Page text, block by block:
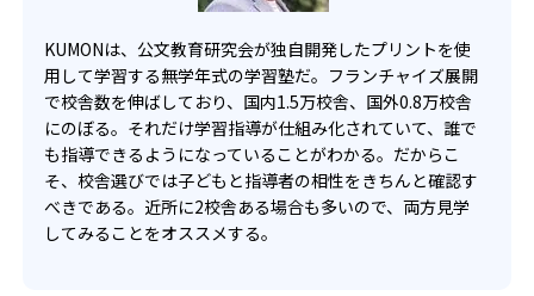
KUMONは、公文教育研究会が独自開発したプリントを使
用して学習する無学年式の学習塾だ。フランチャイズ展開
で校舎数を伸ばしており、国内1.5万校舎、国外0.8万校舎
にのぼる。それだけ学習指導が仕組み化されていて、誰で
も指導できるようになっていることがわかる。だからこ
そ、校舎選びでは子どもと指導者の相性をきちんと確認す
べきである。近所に2校舎ある場合も多いので、両方見学
してみることをオススメする。